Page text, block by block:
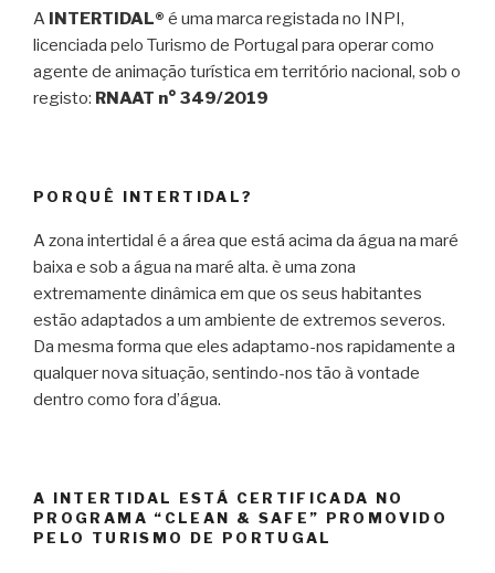
A INTERTIDAL® é uma marca registada no INPI,
licenciada pelo Turismo de Portugal para operar como
agente de animação turística em território nacional, sob o
registo: RNAAT n° 349/2019
PORQUÊ INTERTIDAL?
A zona intertidal é a área que está acima da água na maré
baixa e sob a água na maré alta. è uma zona
extremamente dinâmica em que os seus habitantes
estão adaptados a um ambiente de extremos severos.
Da mesma forma que eles adaptamo-nos rapidamente a
qualquer nova situação, sentindo-nos tão à vontade
dentro como fora d’água.
A INTERTIDAL ESTÁ CERTIFICADA NO
PROGRAMA “CLEAN & SAFE” PROMOVIDO
PELO TURISMO DE PORTUGAL